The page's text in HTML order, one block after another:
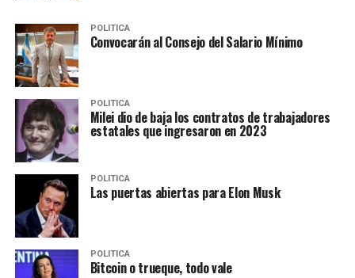
POLITICA
Convocarán al Consejo del Salario Mínimo
POLITICA
Milei dio de baja los contratos de trabajadores
estatales que ingresaron en 2023
POLITICA
Las puertas abiertas para Elon Musk
POLITICA
Bitcoin o trueque, todo vale